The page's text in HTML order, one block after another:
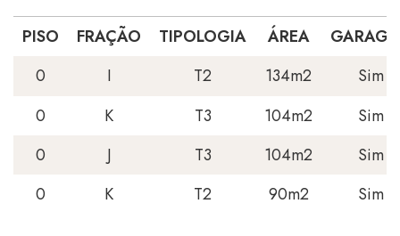
PISO FRAÇÃO TIPOLOGIA ÁREA
0
I T2 134m2
Sim
0
K T3 104m2
Sim
0
J T3 104m2
Sim
0
K T2 90m2 Sim